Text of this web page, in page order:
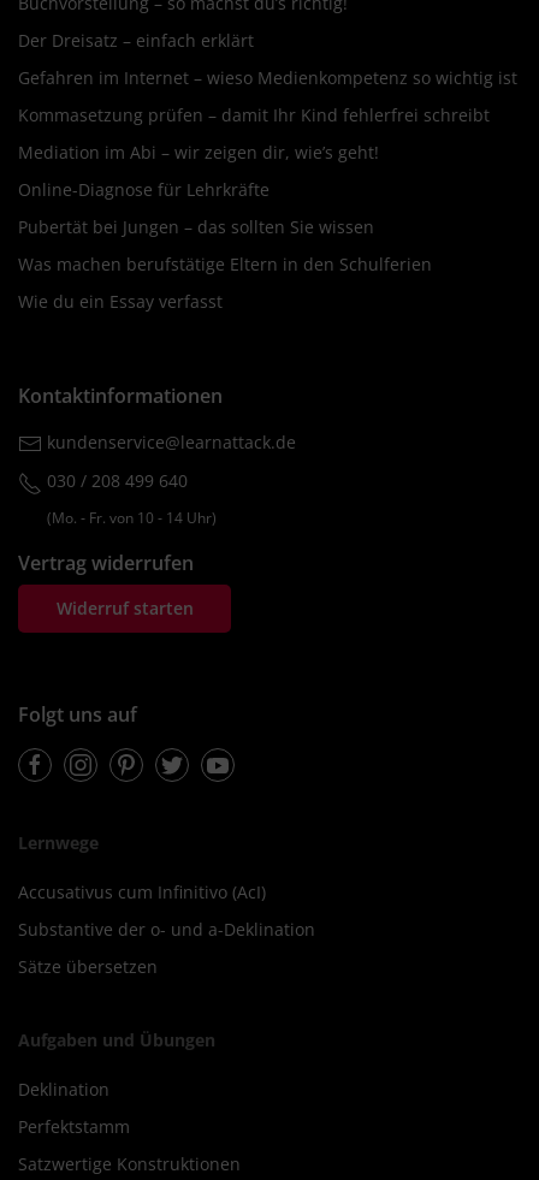
Der Dreisatz – einfach erklärt
Gefahren im Internet – wieso Medienkompetenz so wichtig ist
Kommasetzung prüfen – damit Ihr Kind fehlerfrei schreibt
Mediation im Abi – wir zeigen dir, wie’s geht!
Online-Diagnose für Lehrkräfte
Pubertät bei Jungen – das sollten Sie wissen
Was machen berufstätige Eltern in den Schulferien
Wie du ein Essay verfasst
Kontaktinformationen
kundenservice@learnattack.de
030 / 208 499 640
(Mo. ‐ Fr. von 10 ‐ 14 Uhr)
Vertrag widerrufen
Widerruf starten
Folgt uns auf
FacebookInstagramPinterestTwitterYoutube
Lernwege
Accusativus cum Infinitivo (AcI)
Substantive der o- und a-Deklination
Sätze übersetzen
Aufgaben und Übungen
Deklination
Perfektstamm
Satzwertige Konstruktionen